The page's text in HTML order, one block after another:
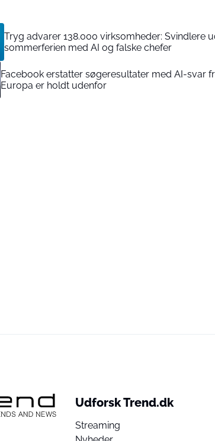
Tryg advarer 138.000 virksomheder: Svindlere
sommerferien med AI og falske chefer
Facebook erstatter søgeresultater med AI-svar
Europa er holdt udenfor
Udforsk Trend.dk
Streaming